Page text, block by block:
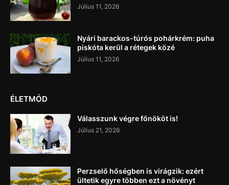
Július 11, 2026
Nyári barackos-túrós pohárkrém: puha
piskóta kerül a rétegek közé
Július 11, 2026
ÉLETMÓD
Válasszunk végre főnököt is!
Július 21, 2026
Perzselő hőségben is virágzik: ezért
ültetik egyre többen ezt a növényt